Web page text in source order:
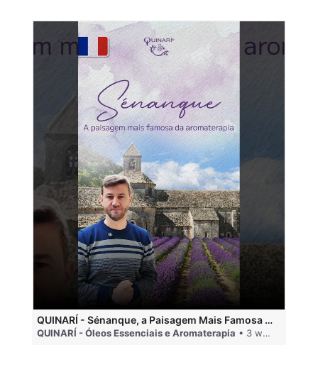
QUINARÍ - Sénanque, a Paisagem Mais Famosa da Aromaterapia
QUINARÍ - Óleos Essenciais e Aromaterapia • 3 weeks ago